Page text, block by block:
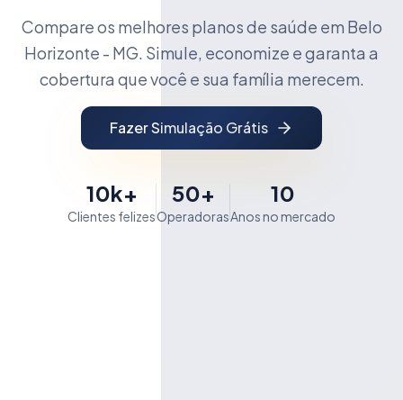
Compare os melhores planos de saúde em Belo
Horizonte - MG. Simule, economize e garanta a
cobertura que você e sua família merecem.
Fazer Simulação Grátis
10k+
Clientes felizes
50+
Operadoras
10
Anos no mercado